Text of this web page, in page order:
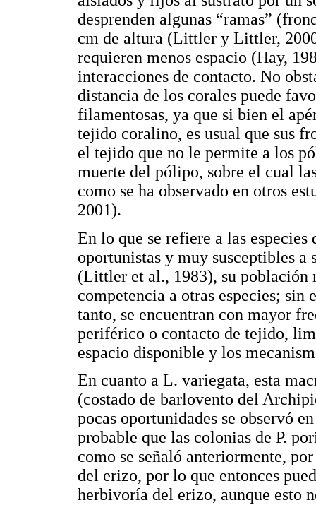
desprenden algunas “ramas”
cm de altura (Littler y Littler,
requieren menos espacio (Hay,
interacciones de contacto. No
distancia de los corales puede
filamentosas, ya que si bien el
tejido coralino, es usual que sus
el tejido que no le permite a los
muerte del pólipo, sobre el cual
como se ha observado en otros
2001).
En lo que se refiere a las
oportunistas y muy susceptibles a
(Littler et al., 1983), su población
competencia a otras especies; sin
tanto, se encuentran con mayor
periférico o contacto de tejido,
espacio disponible y los
En cuanto a L. variegata, esta
(costado de barlovento del
pocas oportunidades se observó
probable que las colonias de P.
como se señaló anteriormente,
del erizo, por lo que entonces
herbivoría del erizo, aunque esto